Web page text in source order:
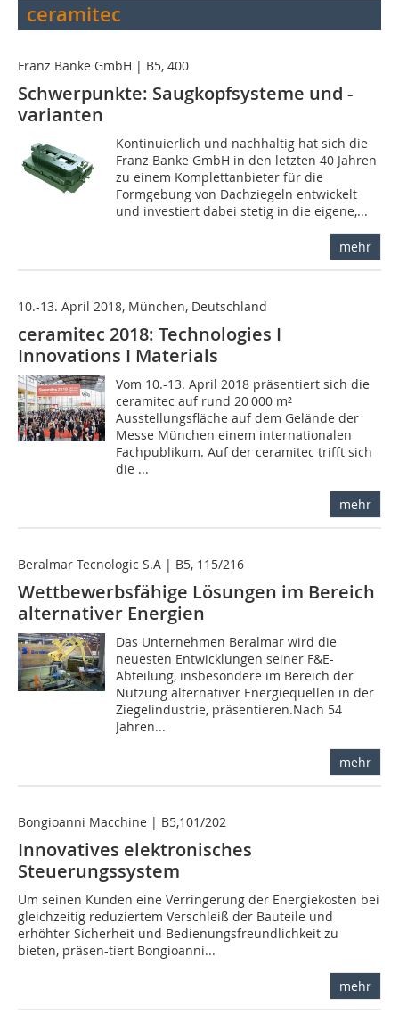
ceramitec
Franz Banke GmbH | B5, 400
Schwerpunkte: Saugkopfsysteme und -
varianten
Kontinuierlich und nachhaltig hat sich die
Franz Banke GmbH in den letzten 40 Jahren
zu einem Komplettanbieter für die
Formgebung von Dachziegeln entwickelt
und investiert dabei stetig in die eigene,...
mehr
10.-13. April 2018, München, Deutschland
ceramitec 2018: Technologies I
Innovations I Materials
Vom 10.-13. April 2018 präsentiert sich die
ceramitec auf rund 20 000 m²
Ausstellungsfläche auf dem Gelände der
Messe München einem internationalen
Fachpublikum. Auf der ceramitec trifft sich
die ...
mehr
Beralmar Tecnologic S.A | B5, 115/216
Wettbewerbsfähige Lösungen im Bereich
alternativer Energien
Das Unternehmen Beralmar wird die
neuesten Entwicklungen seiner F&E-
Abteilung, insbesondere im Bereich der
Nutzung alternativer Energiequellen in der
Ziegelindustrie, präsentieren.Nach 54
Jahren...
mehr
Bongioanni Macchine | B5,101/202
Innovatives elektronisches
Steuerungssystem
Um seinen Kunden eine Verringerung der Energiekosten bei
gleichzeitig reduziertem Verschleiß der Bauteile und
erhöhter Sicherheit und Bedienungsfreundlichkeit zu
bieten, präsen-tiert Bongioanni...
mehr